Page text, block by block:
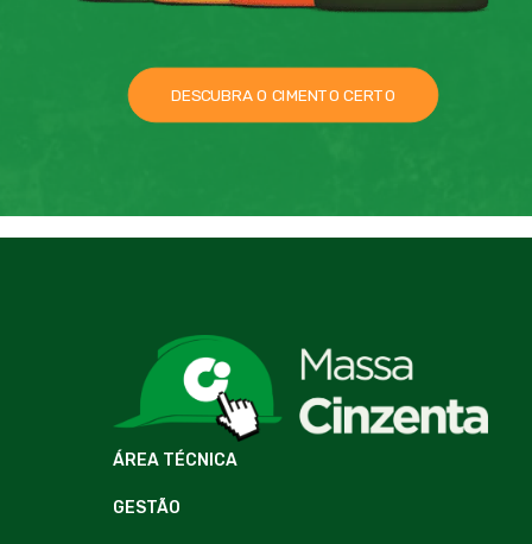
DESCUBRA O CIMENTO CERTO
ÁREA TÉCNICA
GESTÃO